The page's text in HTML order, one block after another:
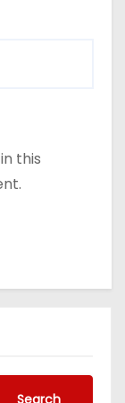
this